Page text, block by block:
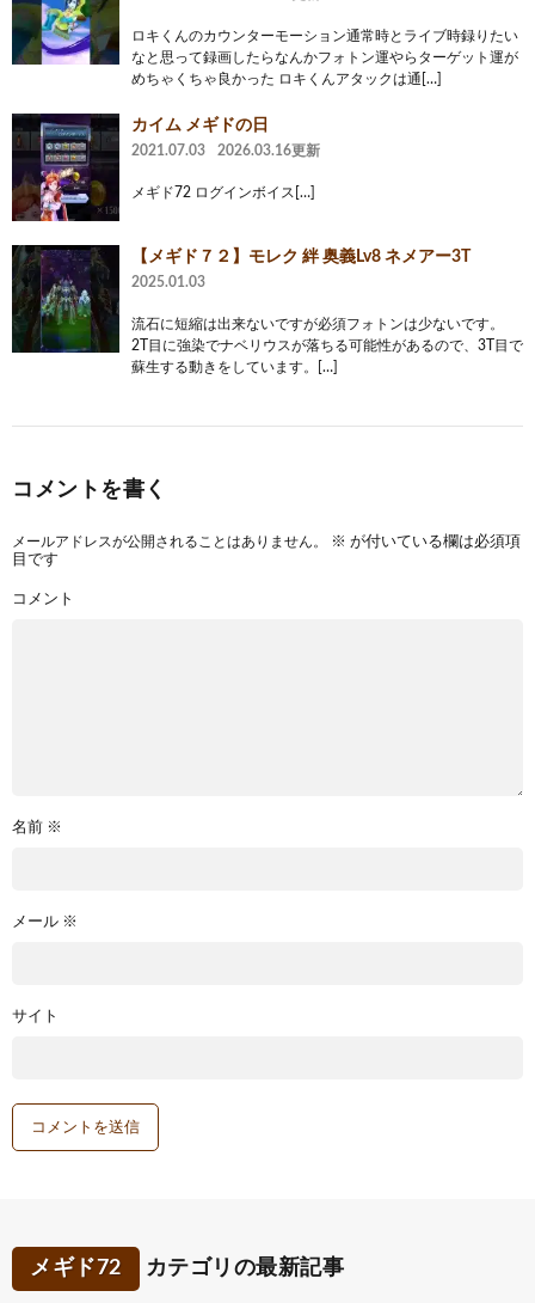
ロキくんのカウンターモーション通常時とライブ時録りたい
なと思って録画したらなんかフォトン運やらターゲット運が
めちゃくちゃ良かった ロキくんアタックは通[…]
カイム メギドの日
2021.07.03 2026.03.16更新
メギド72 ログインボイス[…]
【メギド７２】モレク 絆 奥義Lv8 ネメアー3T
2025.01.03
流石に短縮は出来ないですが必須フォトンは少ないです。
2T目に強染でナベリウスが落ちる可能性があるので、3T目で
蘇生する動きをしています。[…]
コメントを書く
メールアドレスが公開されることはありません。 ※ が付いている欄は必須項
目です
コメント
名前 ※
メール ※
サイト
メギド72 カテゴリの最新記事